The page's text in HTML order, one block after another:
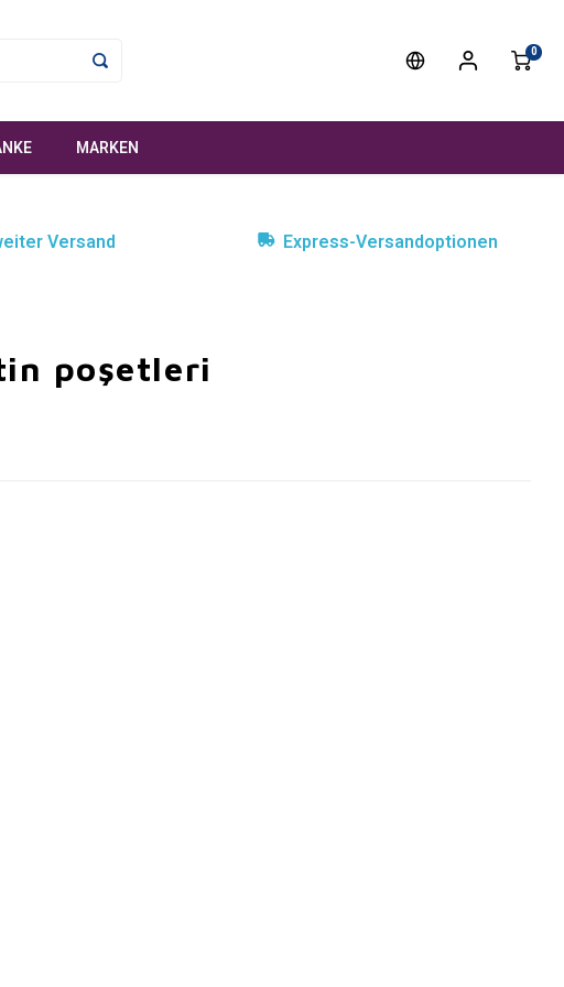
0
MARKEN
Versand Express-Versandoptionen
poşetleri